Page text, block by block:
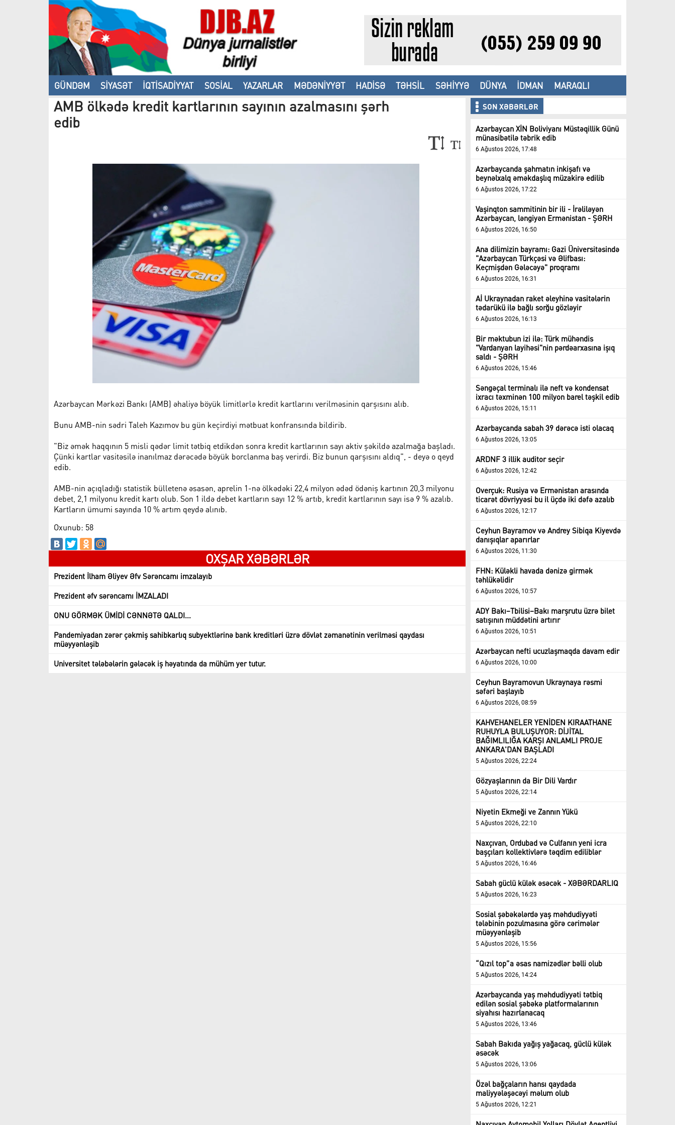
GÜNDƏM SİYASƏT İQTİSADİYYAT SOSİAL YAZARLAR MƏDƏNİYYƏT HADİSƏ TƏHSİL SƏHİYYƏ DÜNYA İDMAN
MARAQLI
VİDEO
AMB ölkədə kredit kartlarının sayının azalmasını şərh
edib
Azərbaycan Mərkəzi Bankı (AMB) əhaliyə böyük limitlərlə kredit kartlarını verilməsinin qarşısını alıb.
Bunu AMB-nin sədri Taleh Kazımov bu gün keçirdiyi mətbuat konfransında bildirib.
"Biz əmək haqqının 5 misli qədər limit tətbiq etdikdən sonra kredit kartlarının sayı aktiv şəkildə azalmağa başladı.
Çünki kartlar vasitəsilə inanılmaz dərəcədə böyük borclanma baş verirdi. Biz bunun qarşısını aldıq", - deyə o qeyd
edib.
AMB-nin açıqladığı statistik bülletenə əsasən, aprelin 1-nə ölkədəki 22,4 milyon ədəd ödəniş kartının 20,3 milyonu
debet, 2,1 milyonu kredit kartı olub. Son 1 ildə debet kartların sayı 12 % artıb, kredit kartlarının sayı isə 9 % azalıb.
Kartların ümumi sayında 10 % artım qeydə alınıb.
Oxunub: 58
OXŞAR XƏBƏRLƏR
Prezident İlham Əliyev Əfv Sərəncamı imzalayıb
Prezident əfv sərəncamı İMZALADI
ONU GÖRMƏK ÜMİDİ CƏNNƏTƏ QALDI...
Pandemiyadan zərər çəkmiş sahibkarlıq subyektlərinə bank kreditləri üzrə dövlət zəmanətinin verilməsi qaydası
müəyyənləşib
Universitet tələbələrin gələcək iş həyatında da mühüm yer tutur.
SON XƏBƏRLƏR
Azərbaycan XİN Boliviyanı Müstəqillik Günü
münasibətilə təbrik edib
6 Ağustos 2026, 17:48
Azərbaycanda şahmatın inkişafı və
beynəlxalq əməkdaşlıq müzakirə edilib
6 Ağustos 2026, 17:22
Vaşinqton sammitinin bir ili - İrəliləyən
Azərbaycan, ləngiyən Ermənistan - ŞƏRH
6 Ağustos 2026, 16:50
Ana dilimizin bayramı: Gazi Üniversitəsində
"Azərbaycan Türkçəsi və Əlifbası:
Keçmişdən Gələcəyə" proqramı
6 Ağustos 2026, 16:31
Aİ Ukraynadan raket əleyhinə vasitələrin
tədarükü ilə bağlı sorğu gözləyir
6 Ağustos 2026, 16:13
Bir məktubun izi ilə: Türk mühəndis
"Vardanyan layihəsi"nin pərdəarxasına işıq
saldı - ŞƏRH
6 Ağustos 2026, 15:46
Səngəçal terminalı ilə neft və kondensat
ixracı təxminən 100 milyon barel təşkil edib
6 Ağustos 2026, 15:11
Azərbaycanda sabah 39 dərəcə isti olacaq
6 Ağustos 2026, 13:05
ARDNF 3 illik auditor seçir
6 Ağustos 2026, 12:42
Overçuk: Rusiya və Ermənistan arasında
ticarət dövriyyəsi bu il üçdə iki dəfə azalıb
6 Ağustos 2026, 12:17
Ceyhun Bayramov və Andrey Sibiqa Kiyevdə
danışıqlar aparırlar
6 Ağustos 2026, 11:30
FHN: Küləkli havada dənizə girmək
təhlükəlidir
6 Ağustos 2026, 10:57
ADY Bakı–Tbilisi–Bakı marşrutu üzrə bilet
satışının müddətini artırır
6 Ağustos 2026, 10:51
Azərbaycan nefti ucuzlaşmaqda davam edir
6 Ağustos 2026, 10:00
Ceyhun Bayramovun Ukraynaya rəsmi
səfəri başlayıb
6 Ağustos 2026, 08:59
KAHVEHANELER YENİDEN KIRAATHANE
RUHUYLA BULUŞUYOR: DİJİTAL
BAĞIMLILIĞA KARŞI ANLAMLI PROJE
ANKARA'DAN BAŞLADI
5 Ağustos 2026, 22:24
Gözyaşlarının da Bir Dili Vardır
5 Ağustos 2026, 22:14
Niyetin Ekmeği ve Zannın Yükü
5 Ağustos 2026, 22:10
Naxçıvan, Ordubad və Culfanın yeni icra
başçıları kollektivlərə təqdim ediliblər
5 Ağustos 2026, 16:46
Sabah güclü külək əsəcək - XƏBƏRDARLIQ
5 Ağustos 2026, 16:23
Sosial şəbəkələrdə yaş məhdudiyyəti
tələbinin pozulmasına görə cərimələr
müəyyənləşib
5 Ağustos 2026, 15:56
“Qızıl top”a əsas namizədlər bəlli olub
5 Ağustos 2026, 14:24
Azərbaycanda yaş məhdudiyyəti tətbiq
edilən sosial şəbəkə platformalarının
siyahısı hazırlanacaq
5 Ağustos 2026, 13:46
Sabah Bakıda yağış yağacaq, güclü külək
əsəcək
5 Ağustos 2026, 13:06
Özəl bağçaların hansı qaydada
maliyyələşəcəyi məlum olub
5 Ağustos 2026, 12:21